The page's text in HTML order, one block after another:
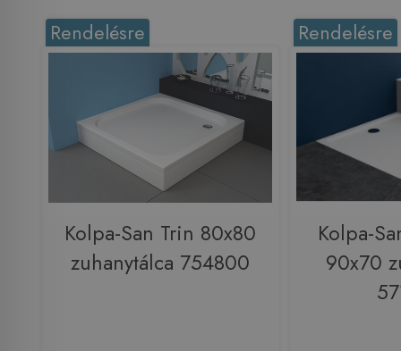
Rendelésre
Kolpa-San Trin 80x80
zuhanytálca 754800
Rendelésre
Kolpa-
90x70